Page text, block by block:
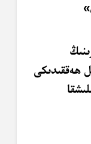
ھەققىدىكى